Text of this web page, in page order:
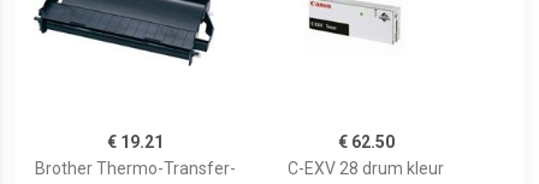
€ 19.21
Brother Thermo-Transfer-
€ 62.50
C-EXV 28 drum kleur